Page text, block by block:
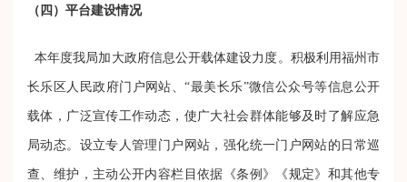
（四） 平台建设情况
本年度我局加大政府信息公开载体建设力度。积极利用福州市
长乐区 人民政府门户网站、“最美长乐”微信公众号等信息公开
载体，广泛宣传工作动态，使广大社会群体能够及时了解应急
局动态。设立专人管理门户网站，强化统一门户网站的日常巡
查、维护，主动公开内容栏目依据《条例》《规定》和其他专